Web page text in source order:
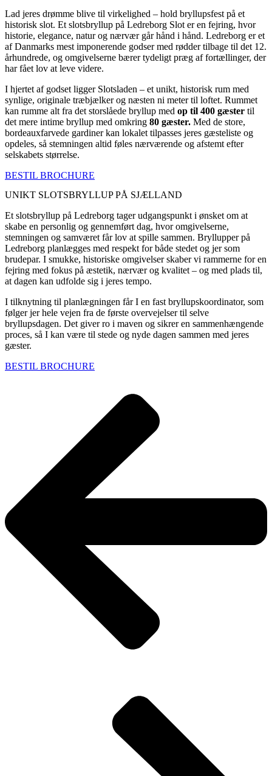
Lad jeres drømme blive til virkelighed – hold bryllupsfest på et
historisk slot. Et slotsbryllup på Ledreborg Slot er en fejring, hvor
historie, elegance, natur og nærvær går hånd i hånd. Ledreborg er et
af Danmarks mest imponerende godser med rødder tilbage til det 12.
århundrede, og omgivelserne bærer tydeligt præg af fortællinger, der
har fået lov at leve videre.
I hjertet af godset ligger Slotsladen – et unikt, historisk rum med
synlige, originale træbjælker og næsten ni meter til loftet. Rummet
kan rumme alt fra det storslåede bryllup med op til 400 gæster til
det mere intime bryllup med omkring 80 gæster. Med de store,
bordeauxfarvede gardiner kan lokalet tilpasses jeres gæsteliste og
opdeles, så stemningen altid føles nærværende og afstemt efter
selskabets størrelse.
BESTIL BROCHURE
UNIKT SLOTSBRYLLUP PÅ SJÆLLAND
Et slotsbryllup på Ledreborg tager udgangspunkt i ønsket om at
skabe en personlig og gennemført dag, hvor omgivelserne,
stemningen og samværet får lov at spille sammen. Bryllupper på
Ledreborg planlægges med respekt for både stedet og jer som
brudepar. I smukke, historiske omgivelser skaber vi rammerne for en
fejring med fokus på æstetik, nærvær og kvalitet – og med plads til,
at dagen kan udfolde sig i jeres tempo.
I tilknytning til planlægningen får I en fast bryllupskoordinator, som
følger jer hele vejen fra de første overvejelser til selve
bryllupsdagen. Det giver ro i maven og sikrer en sammenhængende
proces, så I kan være til stede og nyde dagen sammen med jeres
gæster.
BESTIL BROCHURE